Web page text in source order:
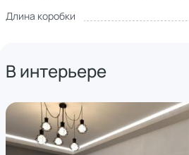
Длина коробки
В интерьере